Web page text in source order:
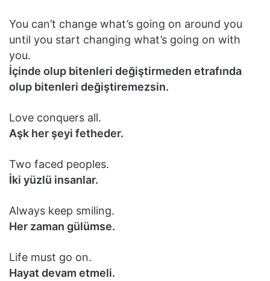
You can’t change what’s going on around you
until you start changing what’s going on with
you.
İçinde olup bitenleri değiştirmeden etrafında
olup bitenleri değiştiremezsin.
Love conquers all.
Aşk her şeyi fetheder.
Two faced peoples.
İki yüzlü insanlar.
Always keep smiling.
Her zaman gülümse.
Life must go on.
Hayat devam etmeli.